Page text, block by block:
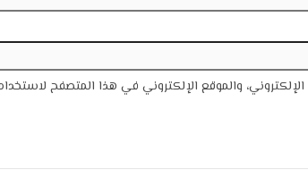
والموقع الإلكتروني في هذا المتصفح